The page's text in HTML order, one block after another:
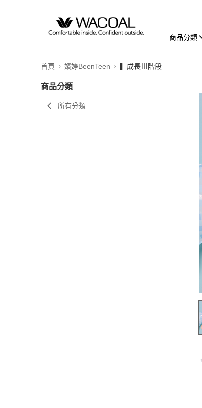
商品分類
首頁 嬪婷BeenTeen ▍成長Ⅲ階段
商品分類
所有分類